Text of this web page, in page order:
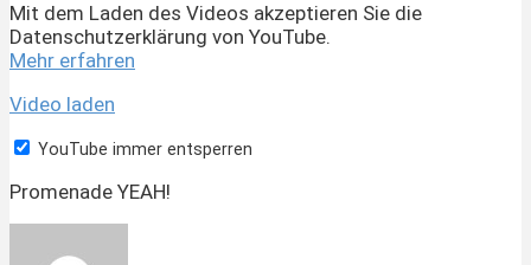
Mit dem Laden des Videos akzeptieren Sie die
Datenschutzerklärung von YouTube.
Mehr erfahren
Video laden
YouTube immer entsperren
Promenade YEAH!